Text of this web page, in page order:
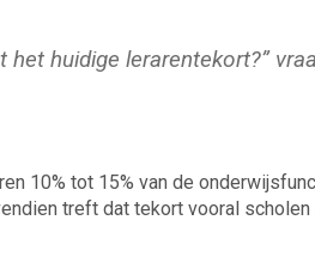
het huidige lerarentekort?”
10% tot 15% van de
treft dat tekort vooral